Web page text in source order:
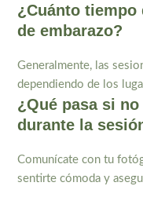
¿Cuánto
de embarazo?
Generalmente, las
dependiendo de los
¿Qué pasa si
durante la
Comunícate con tu
sentirte cómoda y